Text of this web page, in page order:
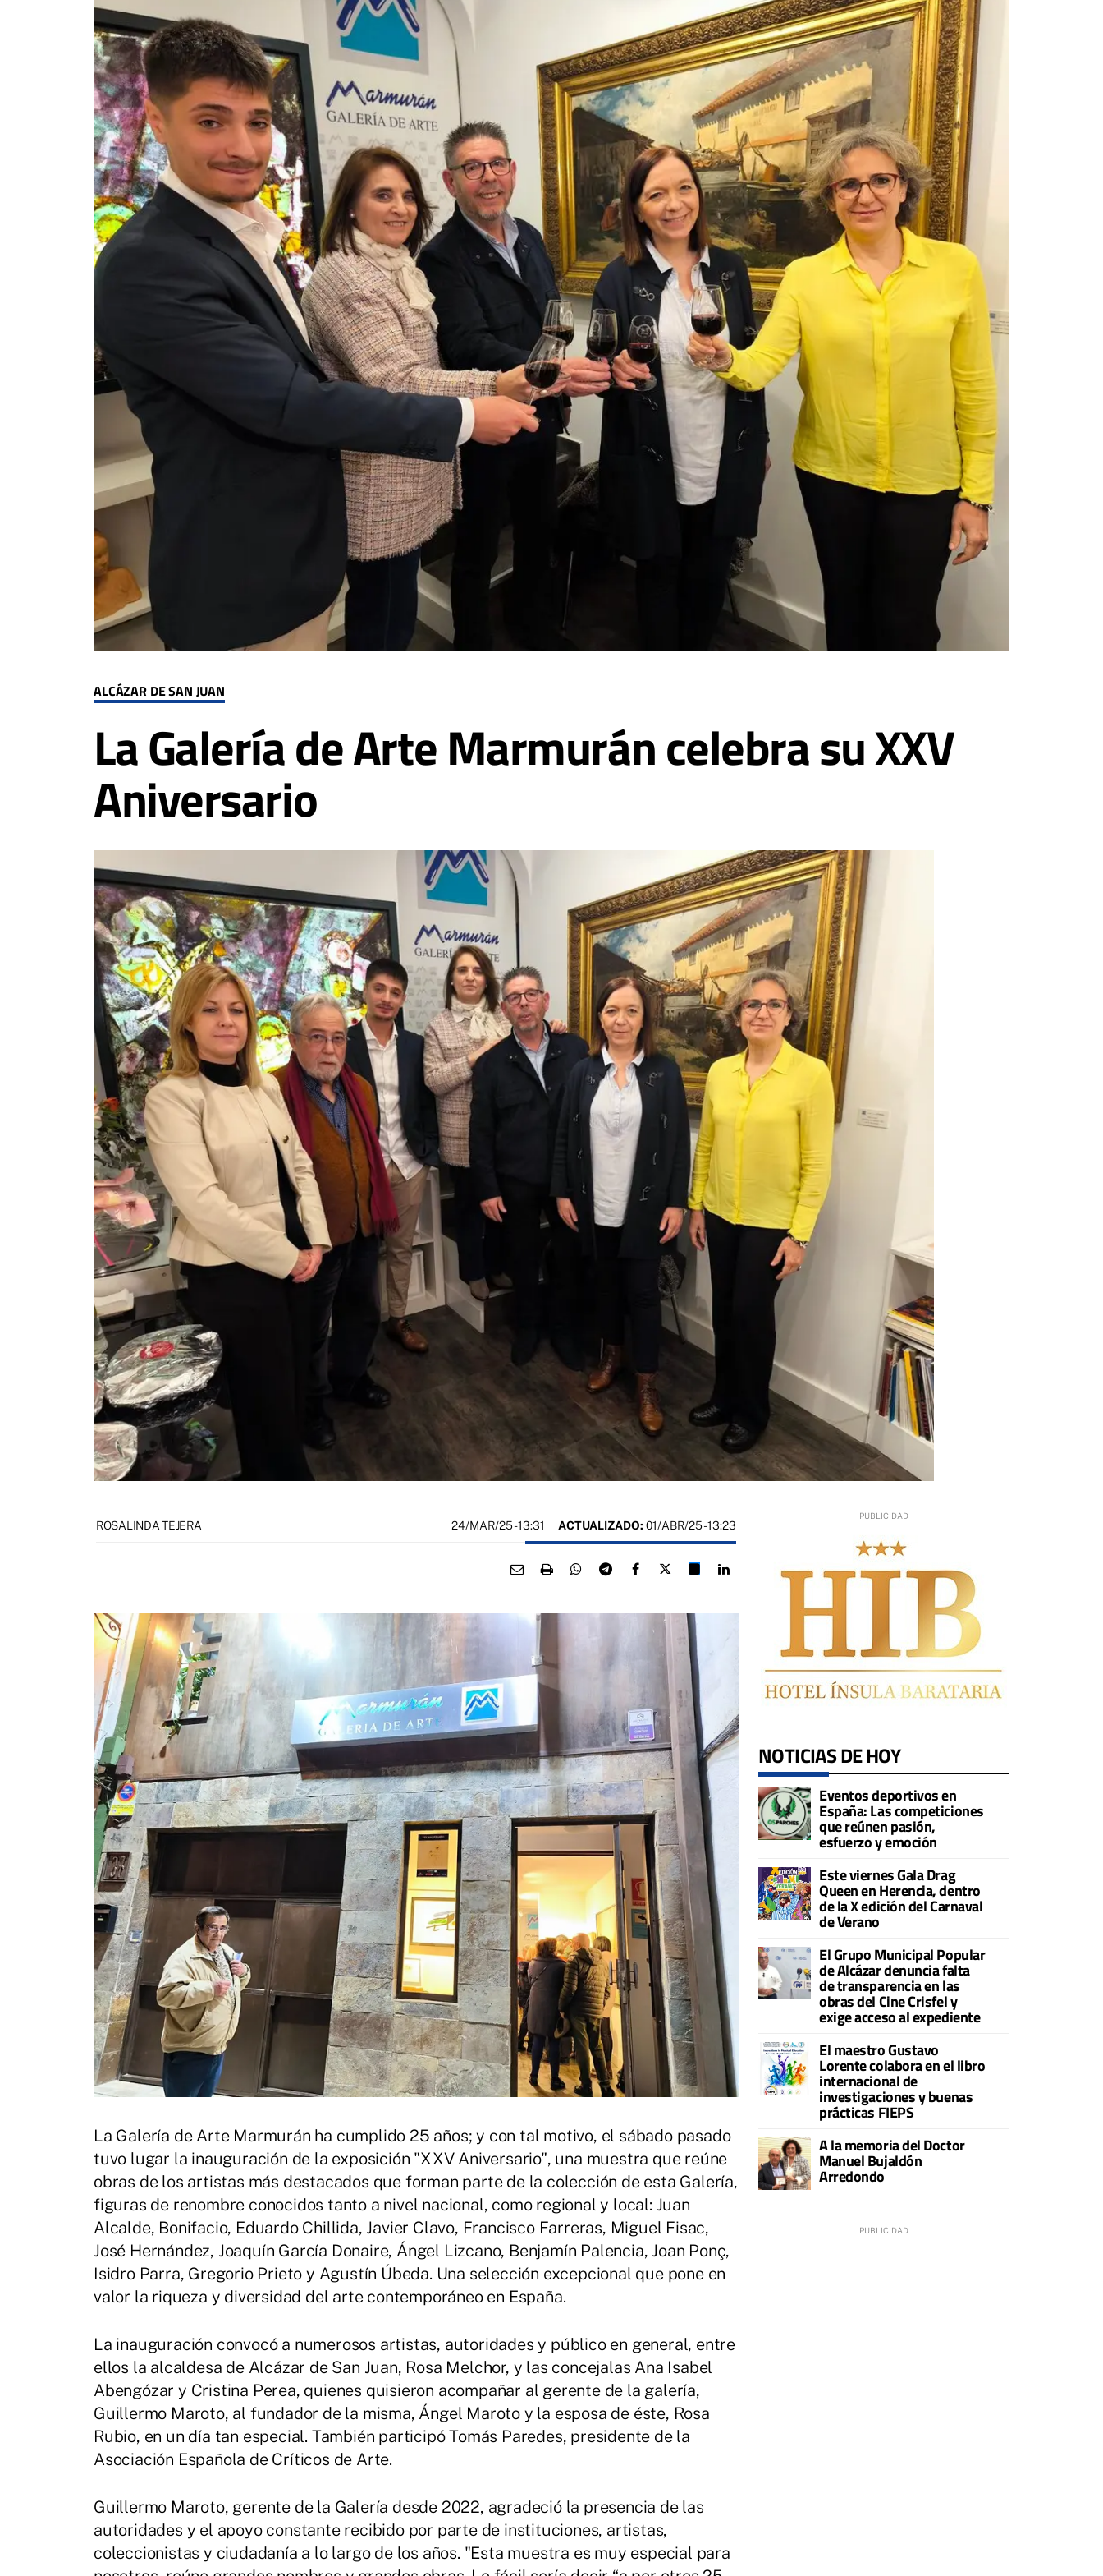
ALCÁZAR DE SAN JUAN
La Galería de Arte Marmurán celebra su XXV
Aniversario
ROSALINDA TEJERA 24/MAR/25- 13:31 ACTUALIZADO: 01/ABR/25 - 13:23
La Galería de Arte Marmurán ha cumplido 25 años; y con tal motivo, el sábado pasado
tuvo lugar la inauguración de la exposición "XXV Aniversario", una muestra que reúne
obras de los artistas más destacados que forman parte de la colección de esta Galería,
figuras de renombre conocidos tanto a nivel nacional, como regional y local: Juan
Alcalde, Bonifacio, Eduardo Chillida, Javier Clavo, Francisco Farreras, Miguel Fisac,
José Hernández, Joaquín García Donaire, Ángel Lizcano, Benjamín Palencia, Joan Ponç,
Isidro Parra, Gregorio Prieto y Agustín Úbeda. Una selección excepcional que pone en
valor la riqueza y diversidad del arte contemporáneo en España.
La inauguración convocó a numerosos artistas, autoridades y público en general, entre
ellos la alcaldesa de Alcázar de San Juan, Rosa Melchor, y las concejalas Ana Isabel
Abengózar y Cristina Perea, quienes quisieron acompañar al gerente de la galería,
Guillermo Maroto, al fundador de la misma, Ángel Maroto y la esposa de éste, Rosa
Rubio, en un día tan especial. También participó Tomás Paredes, presidente de la
Asociación Española de Críticos de Arte.
Guillermo Maroto, gerente de la Galería desde 2022, agradeció la presencia de las
autoridades y el apoyo constante recibido por parte de instituciones, artistas,
coleccionistas y ciudadanía a lo largo de los años. "Esta muestra es muy especial para
NOTICIAS DE HOY
Eventos deportivos en
España: Las competiciones
que reúnen pasión,
esfuerzo y emoción
Este viernes Gala Drag
Queen en Herencia, dentro
de la X edición del Carnaval
de Verano
El Grupo Municipal Popular
de Alcázar denuncia falta
de transparencia en las
obras del Cine Crisfel y
exige acceso al expediente
El maestro Gustavo
Lorente colabora en el libro
internacional de
investigaciones y buenas
prácticas FIEPS
A la memoria del Doctor
Manuel Bujaldón
Arredondo